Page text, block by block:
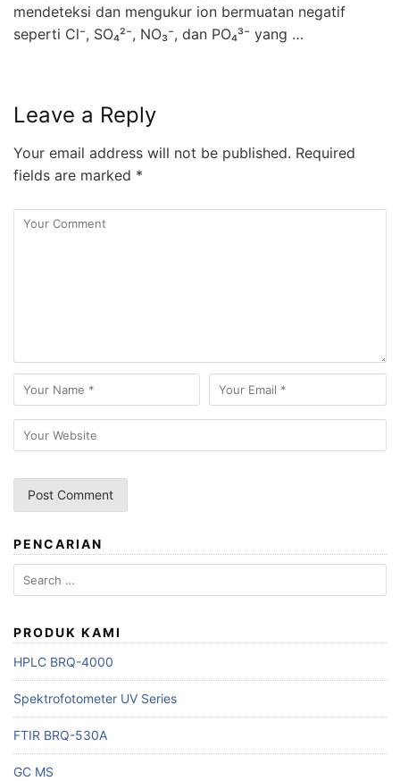
mendeteksi dan mengukur ion bermuatan negatif
seperti Cl⁻, SO₄²⁻, NO₃⁻, dan PO₄³⁻ yang …
Leave a Reply
Your email address will not be published. Required
fields are marked *
PENCARIAN
Search
for:
PRODUK KAMI
HPLC BRQ-4000
Spektrofotometer UV Series
FTIR BRQ-530A
GC MS